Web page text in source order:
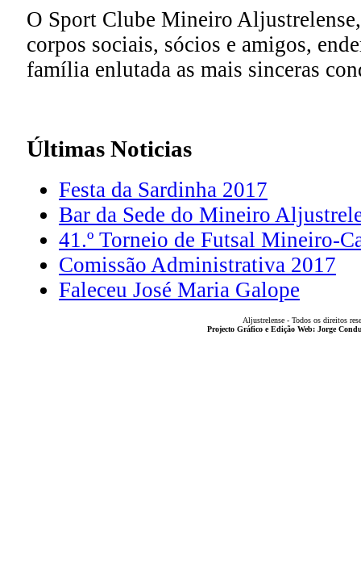
O Sport Clube Mineiro
corpos sociais, sócios e amigos,
família enlutada as mais sinceras
Últimas Noticias
Festa da Sardinha 2017
Bar da Sede do Mineiro
41.º Torneio de Futsal Mineiro-
Comissão Administrativa 2017
Faleceu José Maria Galope
Aljustrelense - Todos os direitos
Projecto Gráfico e Edição Web: Jorge